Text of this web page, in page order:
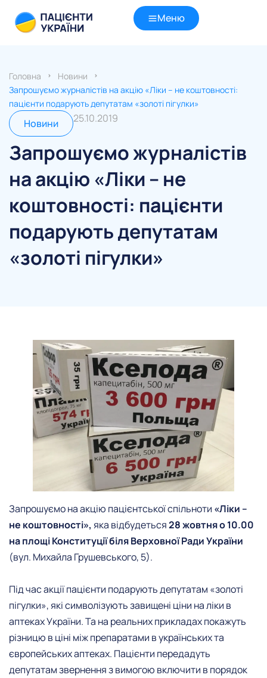
Меню
Головна
Новини
Запрошуємо журналістів на акцію «Ліки – не коштовності:
пацієнти подарують депутатам «золоті пігулки»
Новини 25.10.2019
Запрошуємо журналістів
на акцію «Ліки – не
коштовності: пацієнти
подарують депутатам
«золоті пігулки»
Запрошуємо на акцію пацієнтської спільноти «Ліки –
не коштовності», яка відбудеться28 жовтня о 10.00
на площі Конституції біля Верховної Ради України
(вул. Михайла Грушевського, 5).
Під час акції пацієнти подарують депутатам «золоті
пігулки», які символізують завищені ціни на ліки в
аптеках України. Та на реальних прикладах покажуть
різницю в ціні між препаратами в українських та
європейських аптеках. Пацієнти передадуть
депутатам звернення з вимогою включити в порядок